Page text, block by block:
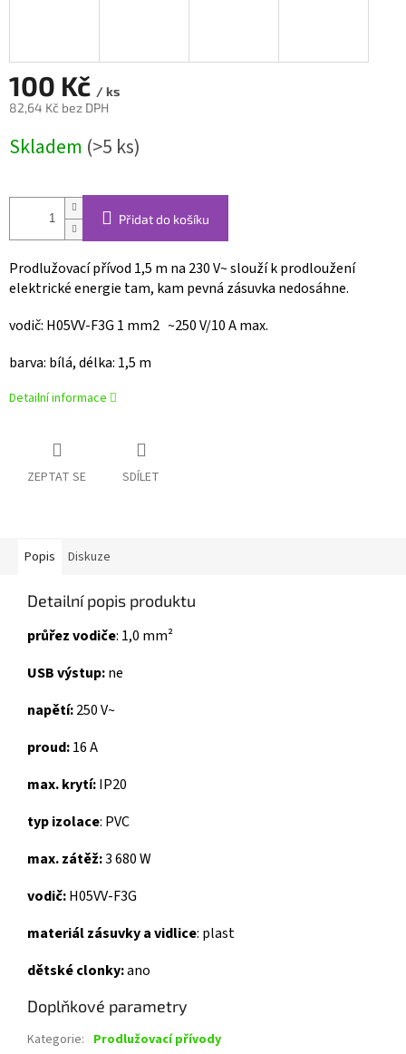
100 Kč / ks
82,64 Kč bez DPH
cena:
Skladem (>5 ks)
Přidat do košíku
Prodlužovací přívod 1,5 m na 230 V~ slouží k prodloužení
elektrické energie tam, kam pevná zásuvka nedosáhne.
vodič: H05VV-F3G 1 mm2 ~250 V/10 A max.
barva: bílá, délka: 1,5 m
Detailní informace
ZEPTAT SE SDÍLET
Popis Diskuze
Detailní popis produktu
průřez vodiče: 1,0 mm²
USB výstup:ne
napětí:250 V~
proud:16 A
max. krytí:IP20
typ izolace: PVC
max. zátěž:3 680 W
vodič:H05VV-F3G
materiál zásuvky a vidlice: plast
dětské clonky:ano
Doplňkové parametry
Kategorie: Prodlužovací přívody